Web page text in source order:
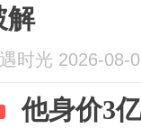
解
时光 2026-08-
他身价3